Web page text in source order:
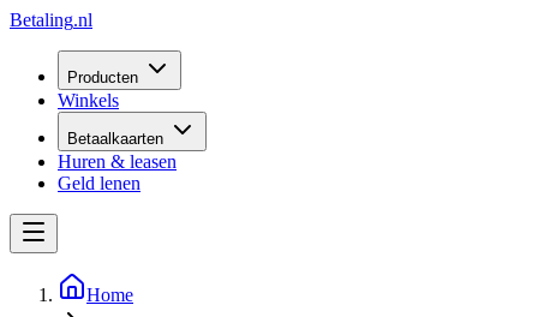
Betaling.nl
Producten
Winkels
Betaalkaarten
Huren & leasen
Geld lenen
Home